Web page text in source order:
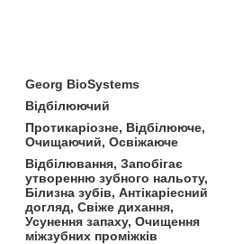
Georg BioSystems
Відбілюючий
Протикаріозне, Відбілююче,
Очищаючий, Освіжаюче
Відбілювання, Запобігає
утворенню зубного нальоту,
Білизна зубів, Антікаріесний
догляд, Свіже дихання,
Усунення запаху, Очищення
міжзубних проміжків